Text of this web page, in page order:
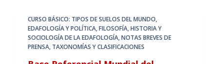
CURSO BÁSICO: TIPOS DE SUELOS DEL MUNDO,
EDAFOLOGÍA Y POLÍTICA,FILOSOFÍA, HISTORIA Y
SOCIOLOGÍA DE LA EDAFOLOGÍA,NOTAS BREVES DE
PRENSA, TAXONOMÍAS Y CLASIFICACIONES